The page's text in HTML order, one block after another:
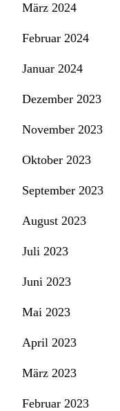
März 2024
Februar 2024
Januar 2024
Dezember 2023
November 2023
Oktober 2023
September 2023
August 2023
Juli 2023
Juni 2023
Mai 2023
April 2023
März 2023
Februar 2023